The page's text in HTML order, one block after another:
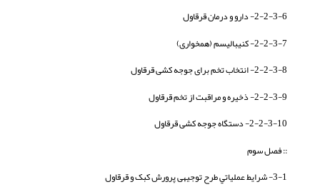
2-2-3-6- دارو و درمان قرقاول
2-2-3-7- کنیبالیسم (همخواری)
2-2-3-8- انتخاب تخم برای جوجه کشی قرقاول
2-2-3-9- ذخیره و مراقبت از تخم قرقاول
2-2-3-10- دستگاه جوجه کشی قرقاول
:: فصل سوم
3-1- شرايط عملياتي طرح توجیهی پرورش کبک و قرقاول